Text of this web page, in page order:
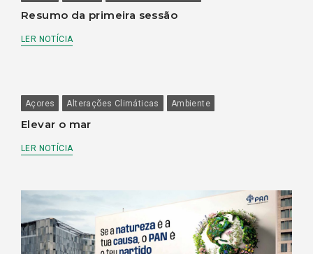
Resumo da primeira sessão
LER NOTÍCIA
Açores Alterações Climáticas Ambiente
Elevar o mar
LER NOTÍCIA